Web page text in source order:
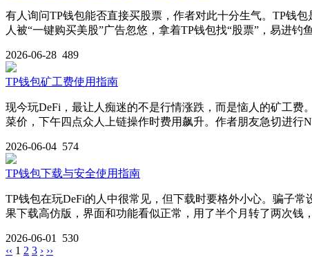
有人询问TP钱包能否直接买股票，作者对此十分生气。TP钱
人被“一键购买美股”广告忽悠，拿着TP钱包找“股票”，易进
2026-06-28 489
TP钱包矿工费使用指南
现今玩DeFi，最让人痴迷的不是行情涨跌，而是恼人的矿工费
菜价，下午四点众人上链操作时费用飙升。作者朋友急切进行
2026-06-04 574
TP钱包下载与安全使用指南
TP钱包在玩DeFi的人中很常见，但下载时要格外小心。骗子
果下载高仿版，界面和功能看似正常，用了半个月转了两次钱
2026-06-01 530
‹‹ 1 2 3 › ››